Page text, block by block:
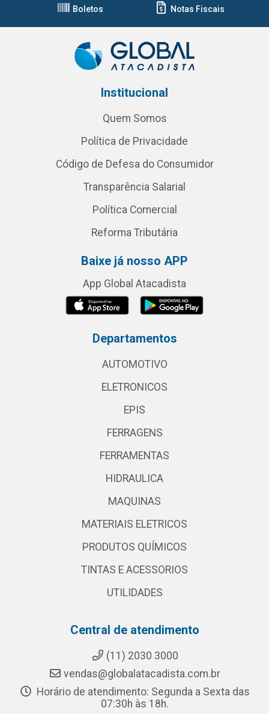
Boletos Notas Fiscais
Institucional
Quem Somos
Política de Privacidade
Código de Defesa do Consumidor
Transparência Salarial
Política Comercial
Reforma Tributária
Baixe já nosso APP
App Global Atacadista
Departamentos
AUTOMOTIVO
ELETRONICOS
EPIS
FERRAGENS
FERRAMENTAS
HIDRAULICA
MAQUINAS
MATERIAIS ELETRICOS
PRODUTOS QUÍMICOS
TINTAS E ACESSORIOS
UTILIDADES
Central de atendimento
(11) 2030 3000
vendas@globalatacadista.com.br
Horário de atendimento: Segunda a Sexta das
07:30h às 18h.